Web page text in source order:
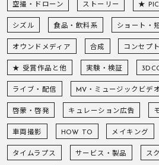
空撮・ドローン ストーリー ★
シズル 食品・飲料系 ショート・
オウンドメディア 合成 コンセプト
★ 受賞作品と他 実験・検証
ライブ・配信 MV・ミュージックビデ
啓蒙・啓発 キュレーション広告
車両撮影 HOW TO メイキング
タイムラプス サービス・製品 ス